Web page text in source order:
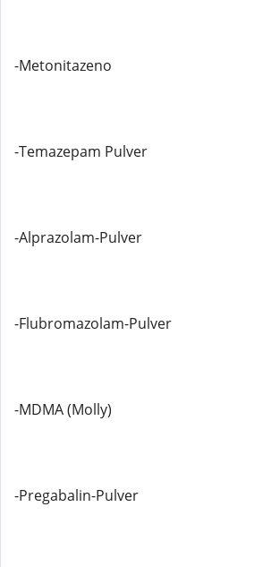
-Metonitazeno
-Temazepam Pulver
-Alprazolam-Pulver
-Flubromazolam-Pulver
-MDMA (Molly)
-Pregabalin-Pulver